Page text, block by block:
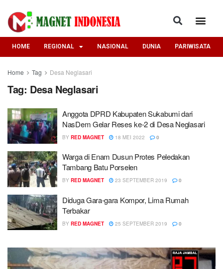
HOME REGIONAL NASIONAL DUNIA PARIWISATA
Home Tag Desa Neglasari
Tag: Desa Neglasari
Anggota DPRD Kabupaten Sukabumi dari
NasDem Gelar Reses ke-2 di Desa Neglasari
BY RED MAGNET 18 MEI 2022 0
Warga di Enam Dusun Protes Peledakan
Tambang Batu Porselen
BY RED MAGNET 23 SEPTEMBER 2019 0
Diduga Gara-gara Kompor, Lima Rumah
Terbakar
BY RED MAGNET 25 SEPTEMBER 2019 0